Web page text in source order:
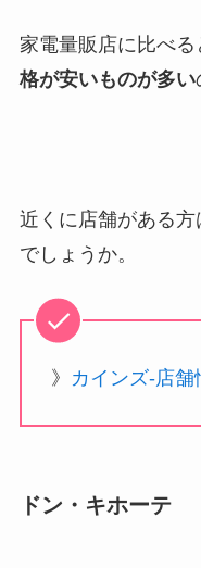
家電量販店に比べる
格が安いものが多い
近くに店舗がある
でしょうか。
》 カインズ-店舗
ドン・キホーテ